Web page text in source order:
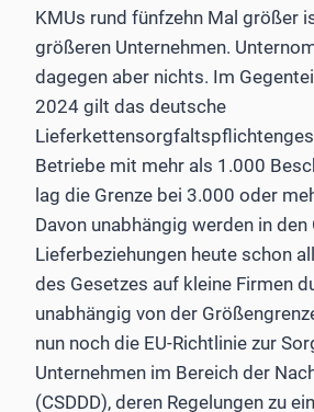
KMUs rund fünfzehn Mal größer
größeren Unternehmen.
dagegen aber nichts. Im
2024 gilt das deutsche
Betriebe mit mehr als 1.000
lag die Grenze bei 3.000 oder
Davon unabhängig werden in
Lieferbeziehungen heute schon
des Gesetzes auf kleine Firmen
unabhängig von der
nun noch die EU-Richtlinie zur
Unternehmen im Bereich der
(CSDDD), deren Regelungen zu